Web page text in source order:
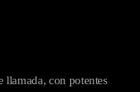
llamada, con potentes